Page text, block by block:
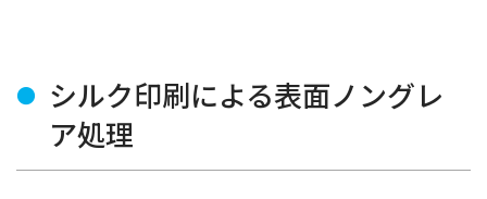
シルク印刷による表面ノングレ
ア処理